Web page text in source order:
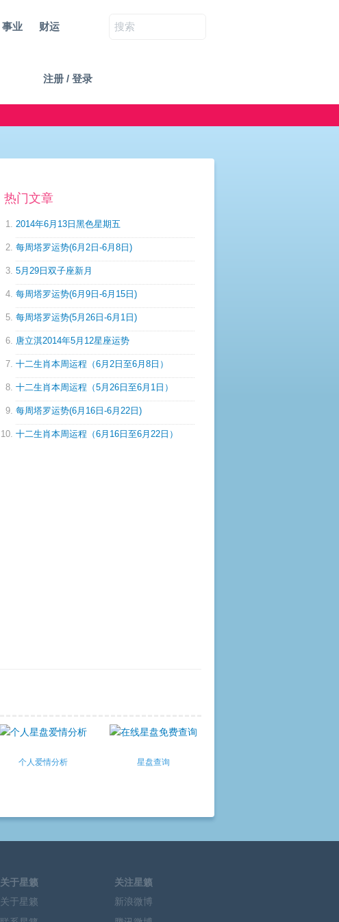
事业 财运
注册 / 登录
热门文章
2014年6月13日黑色星期五
每周塔罗运势(6月2日-6月8日)
5月29日双子座新月
每周塔罗运势(6月9日-6月15日)
每周塔罗运势(5月26日-6月1日)
唐立淇2014年5月12星座运势
十二生肖本周运程（6月2日至6月8日）
十二生肖本周运程（5月26日至6月1日）
每周塔罗运势(6月16日-6月22日)
十二生肖本周运程（6月16日至6月22日）
个人爱情分析 星盘查询
关于星籁
关于星籁
关注星籁
新浪微博